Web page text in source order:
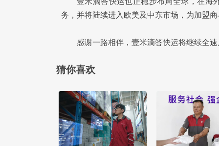
务，并将陆续进入欧美及中东市场，为加盟
感谢一路相伴，壹米滴答快运将继续全
猜你喜欢